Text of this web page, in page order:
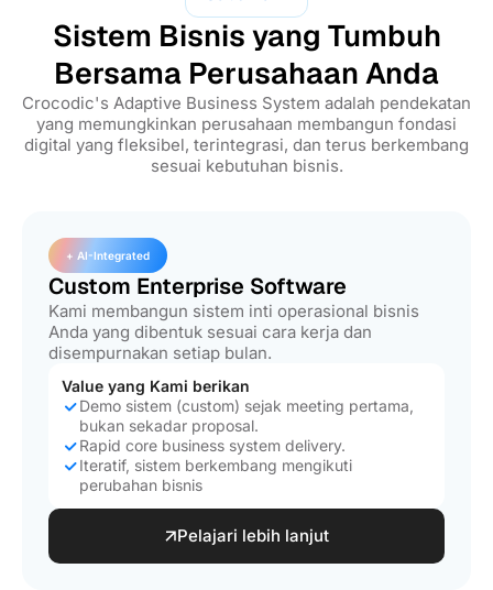
Sistem Bisnis yang Tumbuh
Bersama Perusahaan Anda
Crocodic's Adaptive Business System adalah pendekatan
yang memungkinkan perusahaan membangun fondasi
digital yang fleksibel, terintegrasi, dan terus berkembang
sesuai kebutuhan bisnis.
+ AI-Integrated
Custom Enterprise Software
Kami membangun sistem inti operasional bisnis
Anda yang dibentuk sesuai cara kerja dan
disempurnakan setiap bulan.
Value yang Kami berikan
Demo sistem (custom) sejak meeting pertama,
bukan sekadar proposal.
Rapid core business system delivery.
Iteratif, sistem berkembang mengikuti
perubahan bisnis
Pelajari lebih lanjut